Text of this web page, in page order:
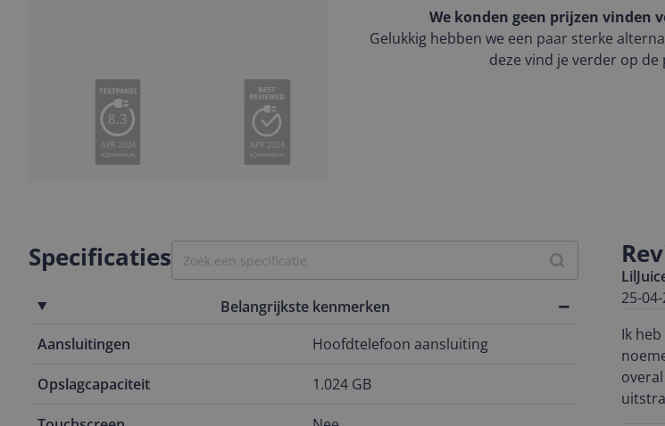
8.3
APR 2024 APR 2024
We konden geen prijzen vinden
Gelukkig hebben we een paar sterke
deze vind je verder op de
Specificaties
Belangrijkste kenmerken
Aansluitingen
Hoofdtelefoon aansluiting
Opslagcapaciteit 1.024 GB
25-
Ik
uitstraling. Ik ben echt weg van het OLED